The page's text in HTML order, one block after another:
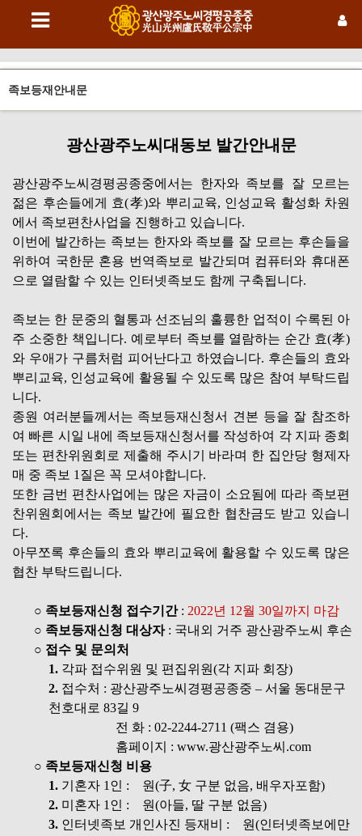
족보등재안내문
광산광주노씨대동보 발간안내문
광산광주노씨경평공종중에서는 한자와 족보를 잘 모르는
젊은 후손들에게 효(孝)와 뿌리교육, 인성교육 활성화 차원
에서 족보편찬사업을 진행하고 있습니다.
이번에 발간하는 족보는 한자와 족보를 잘 모르는 후손들을
위하여 국한문 혼용 번역족보로 발간되며 컴퓨터와 휴대폰
으로 열람할 수 있는 인터넷족보도 함께 구축됩니다.
족보는 한 문중의 혈통과 선조님의 훌륭한 업적이 수록된 아
주 소중한 책입니다. 예로부터 족보를 열람하는 순간 효(孝)
와 우애가 구름처럼 피어난다고 하였습니다. 후손들의 효와
뿌리교육, 인성교육에 활용될 수 있도록 많은 참여 부탁드립
니다.
종원 여러분들께서는 족보등재신청서 견본 등을 잘 참조하
여 빠른 시일 내에 족보등재신청서를 작성하여 각 지파 종회
또는 편찬위원회로 제출해 주시기 바라며 한 집안당 형제자
매 중 족보 1질은 꼭 모셔야합니다.
또한 금번 편찬사업에는 많은 자금이 소요됨에 따라 족보편
찬위원회에서는 족보 발간에 필요한 협찬금도 받고 있습니
다.
아무쪼록 후손들의 효와 뿌리교육에 활용할 수 있도록 많은
협찬 부탁드립니다.
○ 족보등재신청 접수기간: 2022년 12월 30일까지 마감
○ 족보등재신청 대상자: 국내외 거주 광산광주노씨 후손
○ 접수 및 문의처
1. 각파 접수위원 및 편집위원(각 지파 회장)
2. 접수처 : 광산광주노씨경평공종중 – 서울 동대문구
천호대로 83길 9
전 화 : 02-2244-2711 (팩스 겸용)
홈페이지 : www.광산광주노씨.com
○ 족보등재신청 비용
1. 기혼자 1인 : 원(子, 女 구분 없음, 배우자포함)
2. 미혼자 1인 : 원(아들, 딸 구분 없음)
3. 인터넷족보 개인사진 등재비 : 원(인터넷족보에만